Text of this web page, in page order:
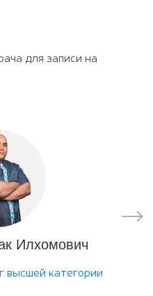
для записи на
Илхомович
высшей категории